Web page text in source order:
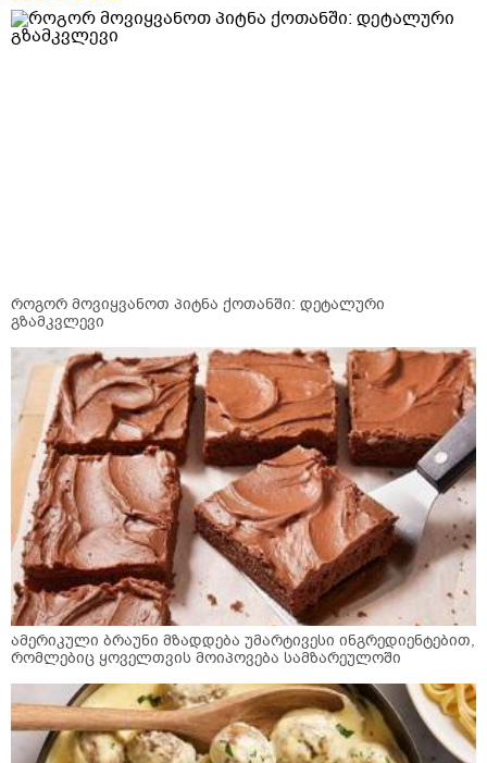
როგორ მოვიყვანოთ პიტნა ქოთანში: დეტალური
გზამკვლევი
ამერიკული ბრაუნი მზადდება უმარტივესი ინგრედიენტებით,
რომლებიც ყოველთვის მოიპოვება სამზარეულოში